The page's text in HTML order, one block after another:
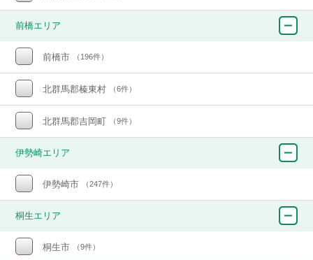
前橋エリア
前橋市 （196件）
北群馬郡榛東村 （6件）
北群馬郡吉岡町 （9件）
伊勢崎エリア
伊勢崎市 （247件）
桐生エリア
桐生市 （9件）